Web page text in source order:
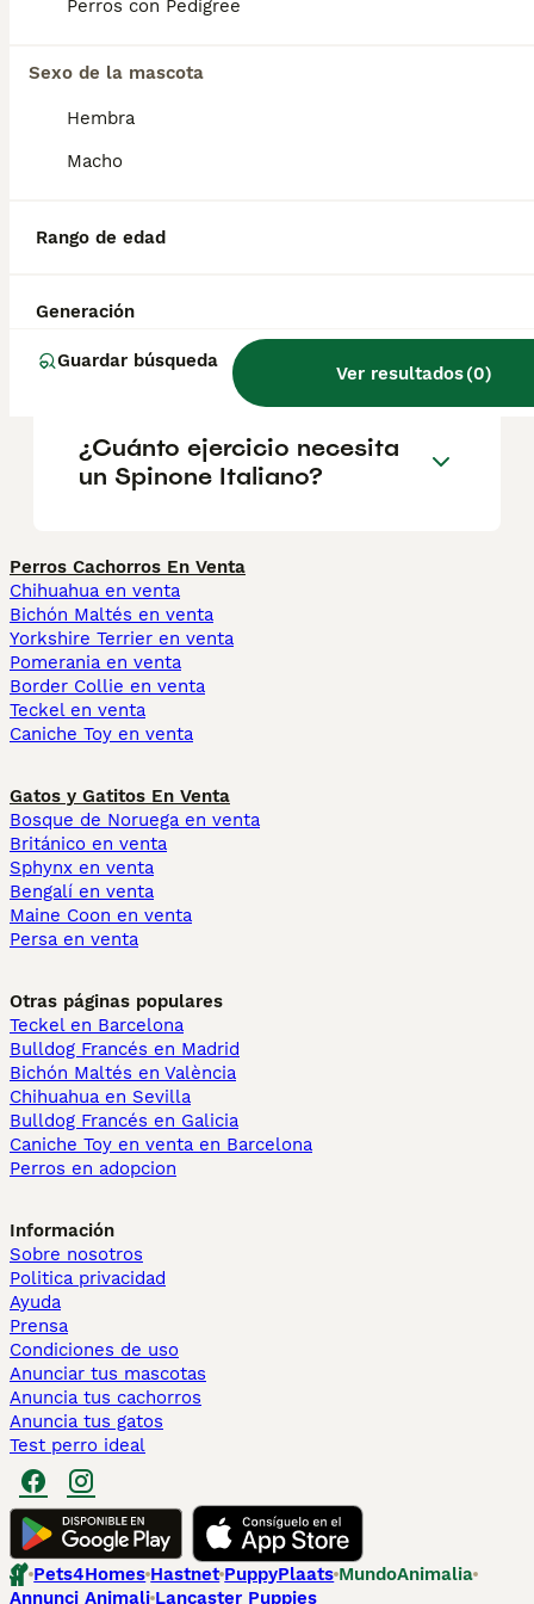
Perros con Pedigree
Sexo de la mascota
Hembra
Macho
Rango de edad
Generación
Guardar búsqueda
Ver resultados(0)
Informarse bien y comparar opciones antes
decisión.
italianos?
¿Cuánto cuesta un cachorro
de galgo italiano?
¿Cuánto ejercicio necesita
un Spinone Italiano?
Perros Cachorros En Venta
Chihuahua en venta
Bichón Maltés en venta
Yorkshire Terrier en venta
Pomerania en venta
Border Collie en venta
Teckel en venta
Caniche Toy en venta
Gatos y Gatitos En Venta
Bosque de Noruega en venta
Británico en venta
Sphynx en venta
Bengalí en venta
Maine Coon en venta
Persa en venta
Otras páginas populares
Teckel en Barcelona
Bulldog Francés en Madrid
Bichón Maltés en València
Chihuahua en Sevilla
Bulldog Francés en Galicia
Caniche Toy en venta en Barcelona
Perros en adopcion
Información
Sobre nosotros
Politica privacidad
Ayuda
Prensa
Condiciones de uso
Anunciar tus mascotas
Anuncia tus cachorros
Anuncia tus gatos
Test perro ideal
Pets4Homes Hastnet PuppyPlaats MundoAnimalia
Annunci Animali Lancaster Puppies